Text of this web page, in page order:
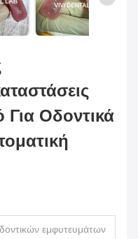
Οδοντικά
εμφυτευμάτων